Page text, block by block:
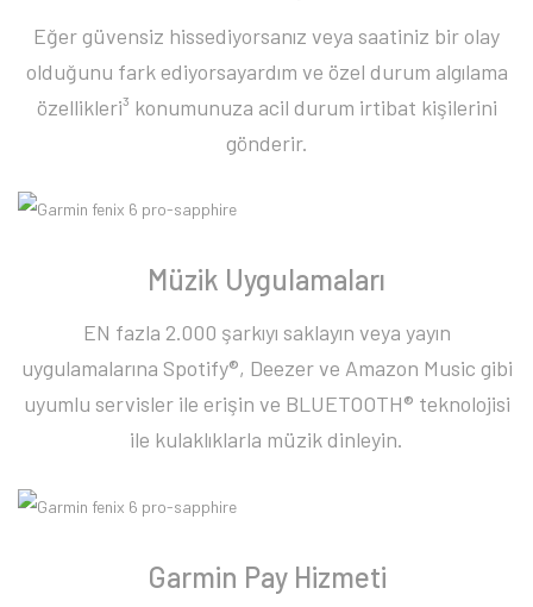
Eğer güvensiz hissediyorsanız veya saatiniz bir olay
olduğunu fark ediyorsayardım ve özel durum algılama
özellikleri³ konumunuza acil durum irtibat kişilerini
gönderir.
Müzik Uygulamaları
EN fazla 2.000 şarkıyı saklayın veya yayın
uygulamalarına Spotify®, Deezer ve Amazon Music gibi
uyumlu servisler ile erişin ve BLUETOOTH® teknolojisi
ile kulaklıklarla müzik dinleyin.
Garmin Pay Hizmeti